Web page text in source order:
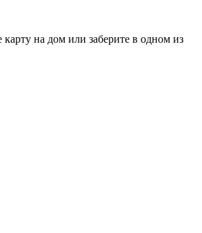
на дом или заберите в одном из